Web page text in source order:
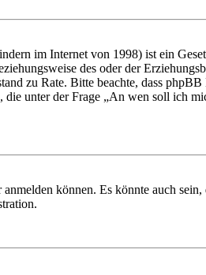
im Internet von 1998) ist ein
des oder der
zu Rate. Bitte beachte, dass
unter der Frage „An wen soll ich
können. Es könnte auch sein,